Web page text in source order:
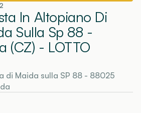
In Altopiano Di
Sulla Sp 88 -
(CZ) - LOTTO
di Maida sulla SP 88 - 88025